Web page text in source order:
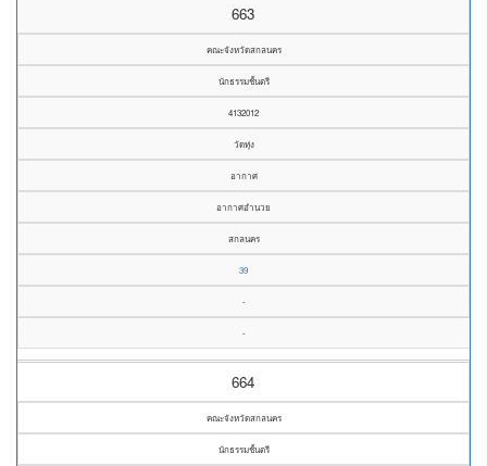
663
คณะจังหวัดสกลนคร
นักธรรมชั้นตรี
4132012
วัดทุ่ง
อากาศ
อากาศอำนวย
สกลนคร
39
-
-
664
คณะจังหวัดสกลนคร
นักธรรมชั้นตรี